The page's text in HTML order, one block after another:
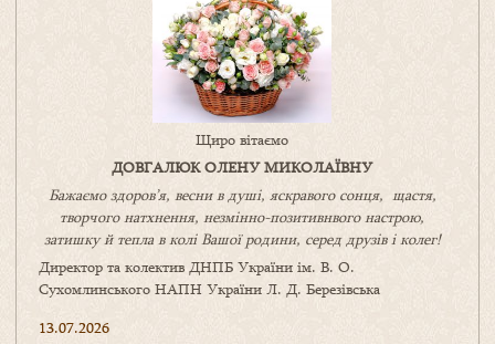
Щиро вітаємо
ДОВГАЛЮК ОЛЕНУ МИКОЛАЇВНУ
Бажаємо здоров’я, весни в душі, яскравого сонця, щастя,
творчого натхнення, незмінно-позитивнвого настрою,
затишкуйтепла в коліВашоїродини, серед друзів і колег!
Директор та колектив ДНПБ України ім. В. О.
Сухомлинського НАПН України Л. Д. Березівська
13.07.2026